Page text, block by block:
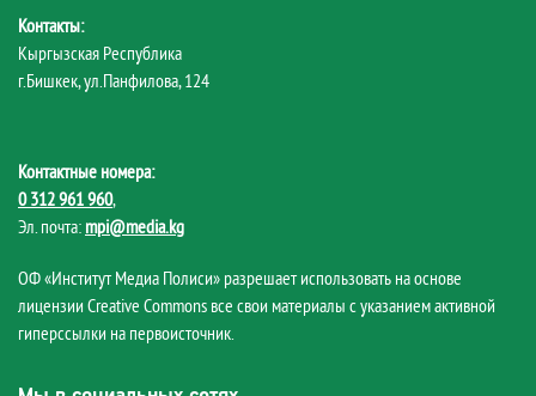
Контакты:
Кыргызская Республика
г.Бишкек, ул.Панфилова, 124
Контактные номера:
0 312 961 960,
Эл. почта: mpi@media.kg
ОФ «Институт Медиа Полиси» разрешает использовать на основе
лицензии Creative Commons все свои материалы с указанием активной
гиперссылки на первоисточник.